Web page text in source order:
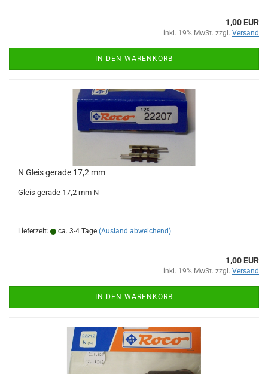
1,00 EUR
inkl. 19% MwSt. zzgl. Versand
IN DEN WARENKORB
N Gleis gerade 17,2 mm
Gleis gerade 17,2 mm N
Lieferzeit: ca. 3-4 Tage (Ausland abweichend)
1,00 EUR
inkl. 19% MwSt. zzgl. Versand
IN DEN WARENKORB